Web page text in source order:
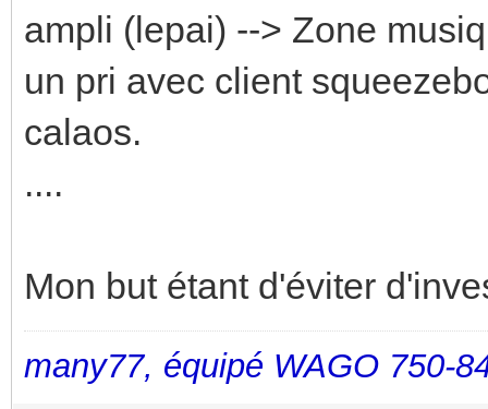
ampli (lepai) --> Zone
un pri avec client
calaos.
....
Mon but étant d'éviter
many77, équipé WAGO 750-